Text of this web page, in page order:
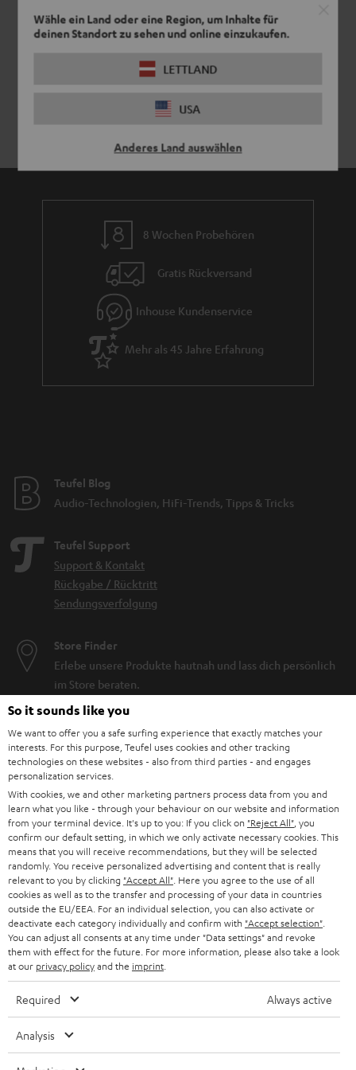
Wähle ein Land oder eine Region, um Inhalte für
deinen Standort zu sehen und online einzukaufen.
LETTLAND
USA
Anderes Land auswählen
8 Wochen Probehören
Gratis Rückversand
Inhouse Kundenservice
Mehr als 45 Jahre Erfahrung
Teufel Blog
Audio-Technologien, HiFi-Trends, Tipps & Tricks
Teufel Support
Support & Kontakt
Rückgabe / Rücktritt
Sendungsverfolgung
Store Finder
Erlebe unsere Produkte hautnah und lass dich persönlich
im Store beraten.
BIS ZU
45 €
RABATT
N
e
w
s
l
e
t
e
Wähle deinen Gutschein!
Melde dich für den Newsletter an und erhalte bis zu
45 € als Dankeschön.
EMAIL
WIDGET
JETZT
So it sounds like you
We want to offer you a safe surfing experience that exactly matches your
interests. For this purpose, Teufel uses cookies and other tracking
technologies on these websites - also from third parties - and engages
personalization services.
With cookies, we and other marketing partners process data from you and
learn what you like - through your behaviour on our website and information
from your terminal device. It's up to you: If you click on "Reject All" , you
confirm our default setting, in which we only activate necessary cookies. This
means that you will receive recommendations, but they will be selected
randomly. You receive personalized advertising and content that is really
relevant to you by clicking "Accept All" . Here you agree to the use of all
cookies as well as to the transfer and processing of your data in countries
outside the EU/EEA. For an individual selection, you can also activate or
deactivate each category individually and confirm with "Accept selection"
You can adjust all consents at any time under "Data settings" and revoke
them with effect for the future. For more information, please also take a look
at our privacy policyand the imprint
Required Always active
Analysis